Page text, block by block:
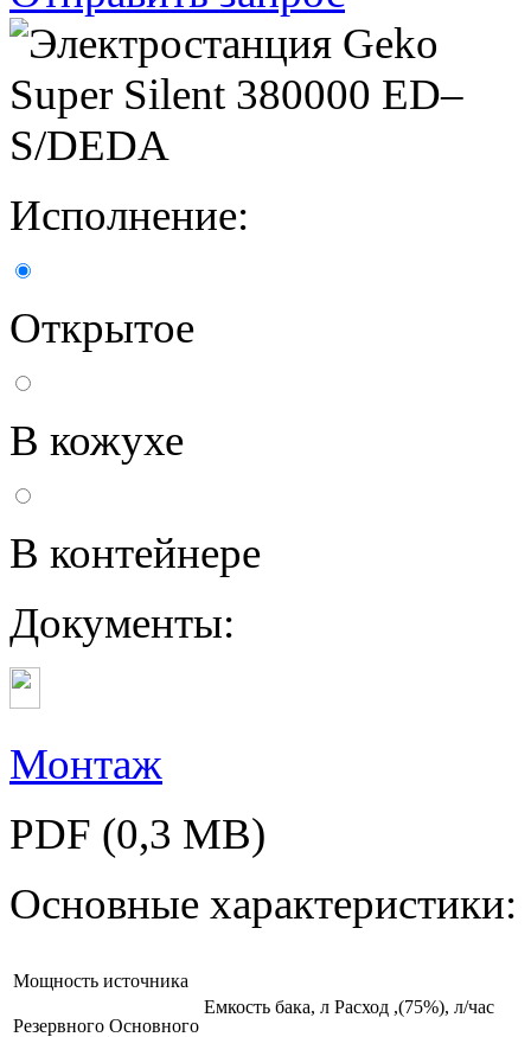
Исполнение:
Открытое
В кожухе
В контейнере
Документы:
Монтаж
PDF (0,3 MB)
Основные характеристики:
Мощность источника
Емкость бака, л Расход ,(75%), л/час
Резервного Основного